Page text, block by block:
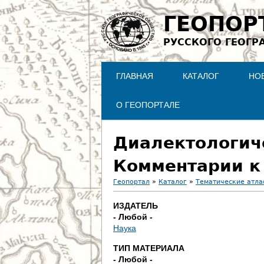
РУССКОГО
ГЛАВНАЯ КАТАЛОГ
О ГЕОПОРТАЛЕ
Комментарии
В
ы
з
Геопортал » Каталог » Тематические
ИЗДАТЕЛЬ
- Любой -
Наука
ТИП МАТЕРИАЛА
- Любой -